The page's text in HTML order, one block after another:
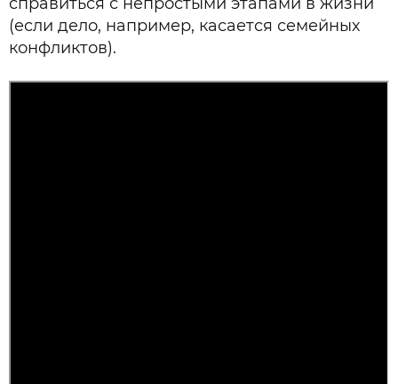
(если дело, например, касается семейных
конфликтов).